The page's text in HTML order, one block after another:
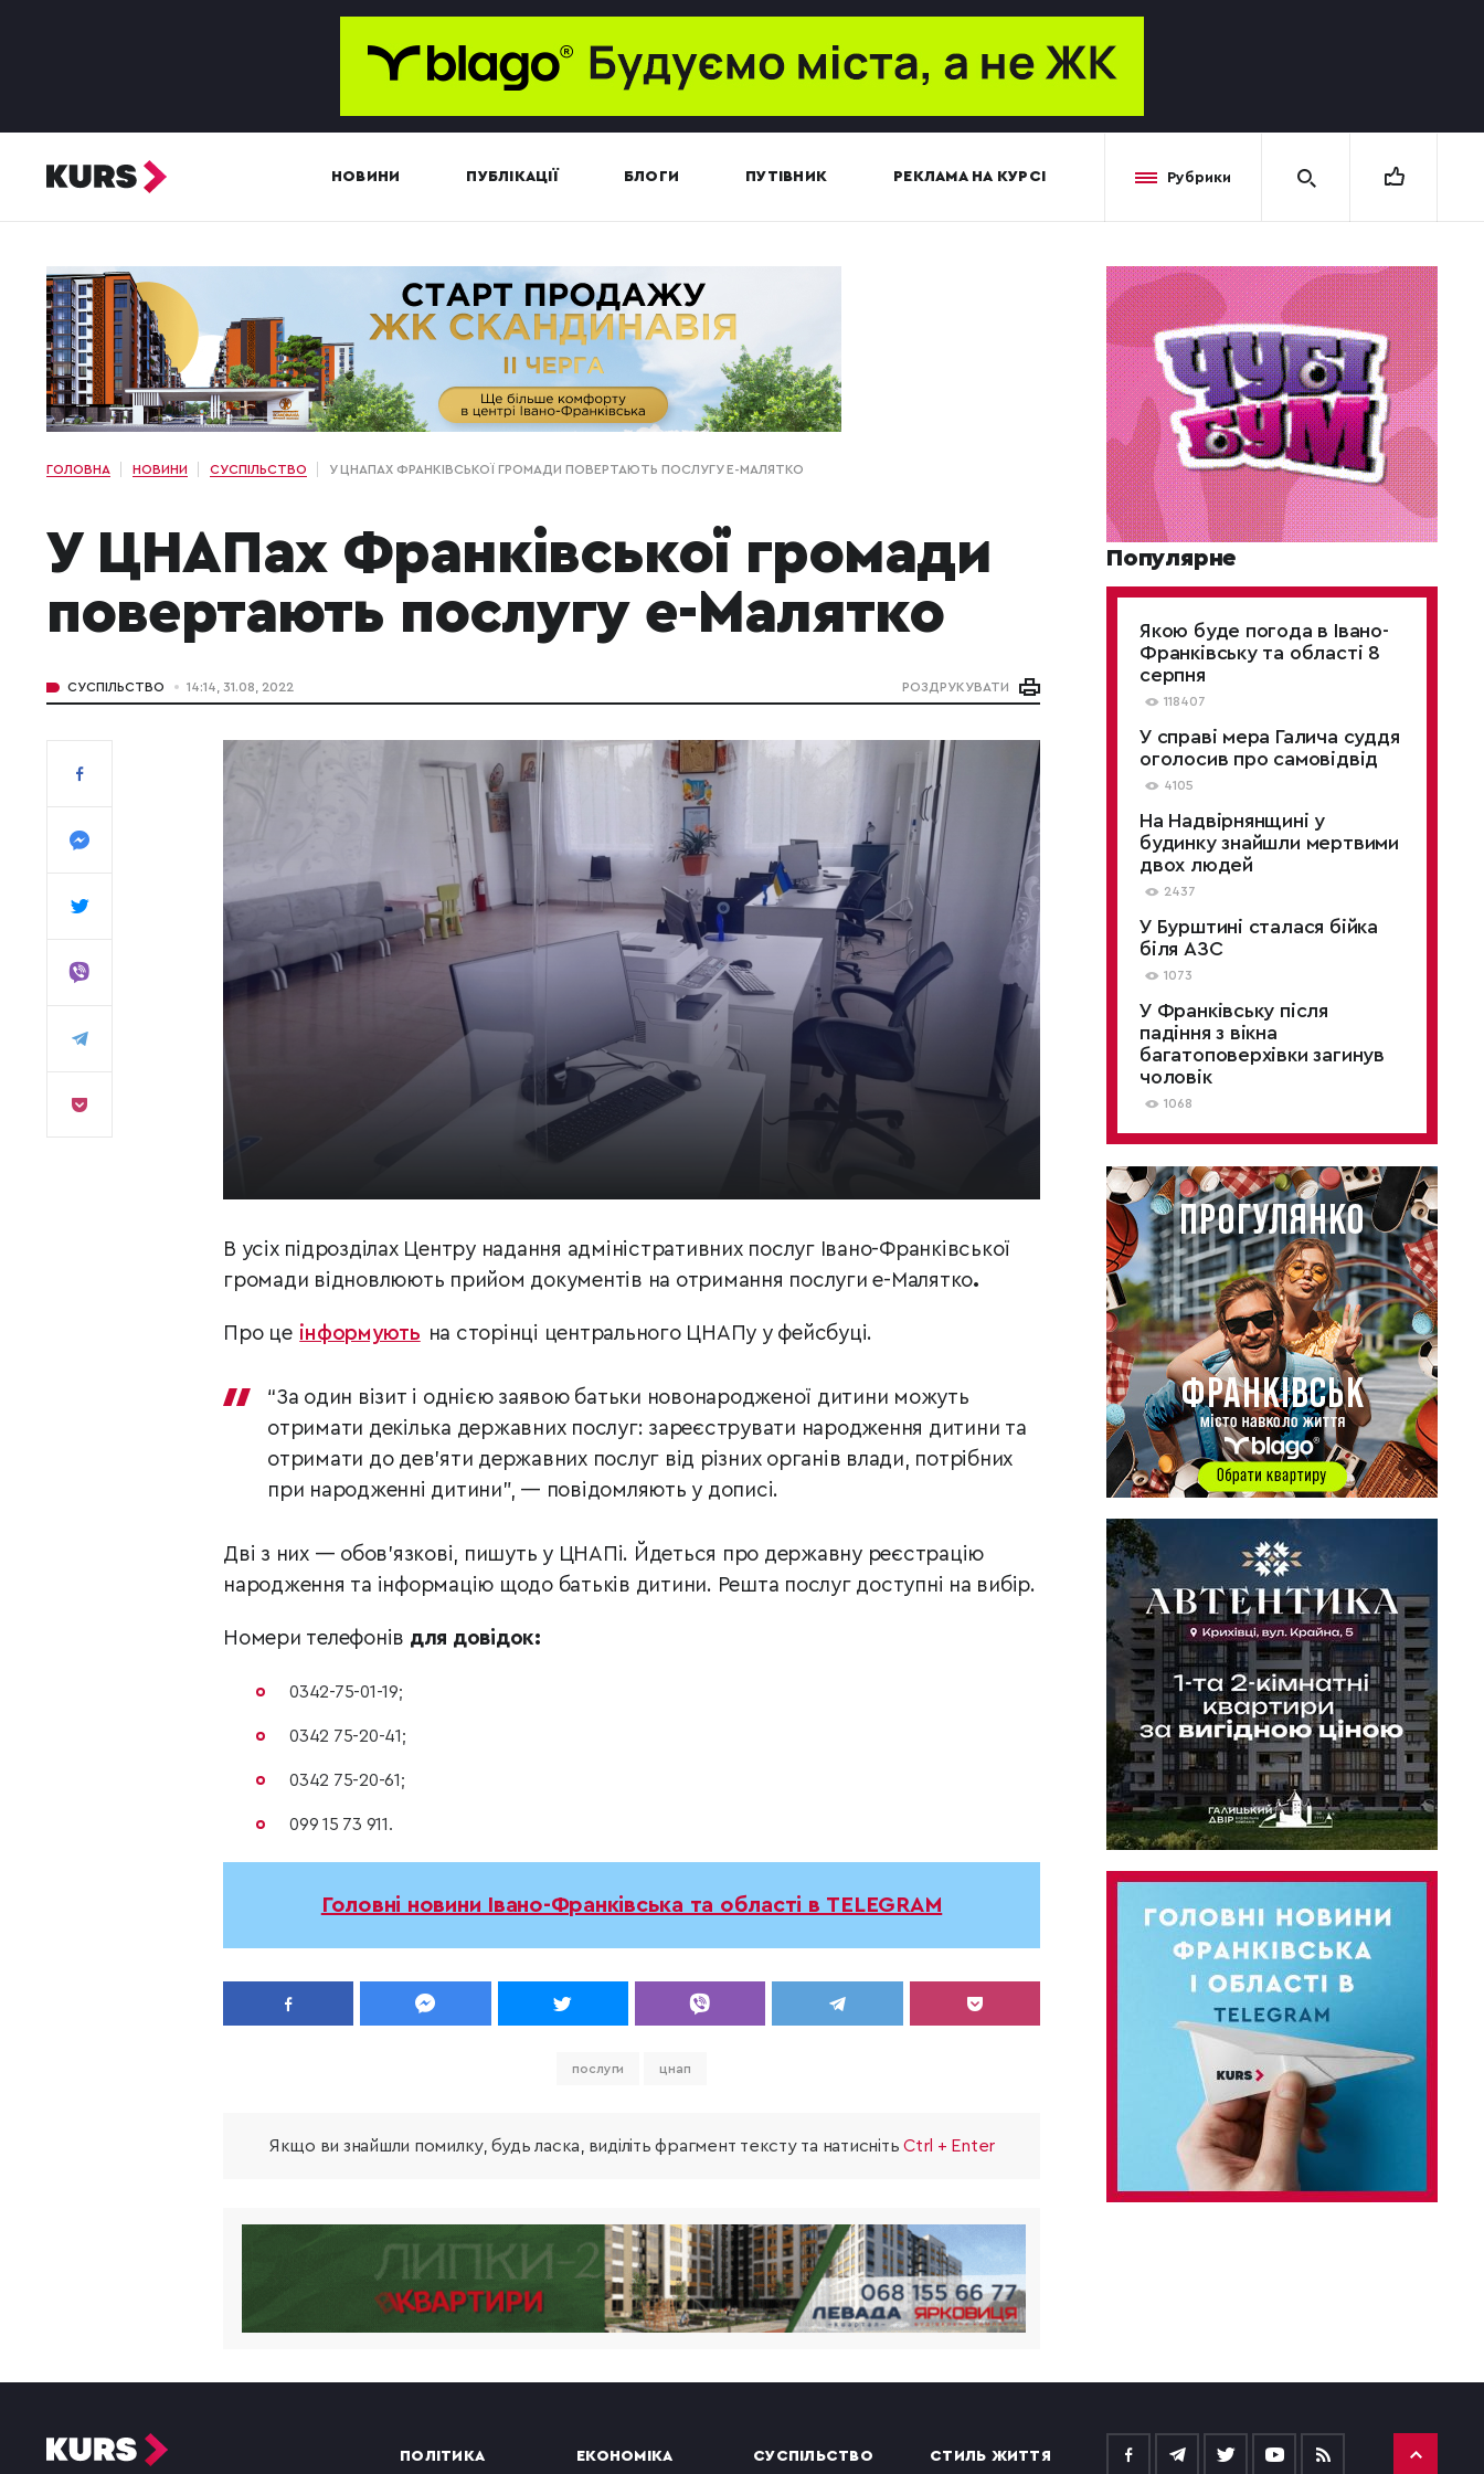
НОВИНИ ПУБЛІКАЦІЇ БЛОГИ ПУТІВНИК РЕКЛАМА НА КУРСІ Рубрики
ГОЛОВНА НОВИНИ СУСПІЛЬСТВО У ЦНАПАХ ФРАНКІВСЬКОЇ ГРОМАДИ ПОВЕРТАЮТЬ ПОСЛУГУ Е-МАЛЯТКО
У ЦНАПах Франківської громади
повертають послугу е-Малятко
СУСПІЛЬСТВО 14:14, 31.08, 2022 РОЗДРУКУВАТИ
В усіх підрозділах Центру надання адміністративних послуг Івано-Франківської
громади відновлюють прийом документів на отримання послуги е-Малятко.
Про це інформують на сторінці центрального ЦНАПу у фейсбуці.
“За один візит і однією заявою батьки новонародженої дитини можуть
отримати декілька державних послуг: зареєструвати народження дитини та
отримати до дев’яти державних послуг від різних органів влади, потрібних
при народженні дитини”, — повідомляють у дописі.
Дві з них — обов’язкові, пишуть у ЦНАПі. Йдеться про державну реєстрацію
народження та інформацію щодо батьків дитини. Решта послуг доступні на вибір.
Номери телефонів для довідок:
0342-75-01-19;
0342 75-20-41;
0342 75-20-61;
099 15 73 911.
Головні новини Івано-Франківська та області в TELEGRAM
послуги цнап
Якщо ви знайшли помилку, будь ласка, виділіть фрагмент тексту та натиснітьCtrl + Enter
Популярне
Якою буде погода в Івано-
Франківську та області 8
серпня
118407
У справі мера Галича суддя
оголосив про самовідвід
4105
На Надвірнянщині у
будинку знайшли мертвими
двох людей
2437
У Бурштині сталася бійка
біля АЗС
1073
У Франківську після
падіння з вікна
багатоповерхівки загинув
чоловік
1068
ПОЛІТИКА ЕКОНОМІКА СУСПІЛЬСТВО СТИЛЬ ЖИТТЯ